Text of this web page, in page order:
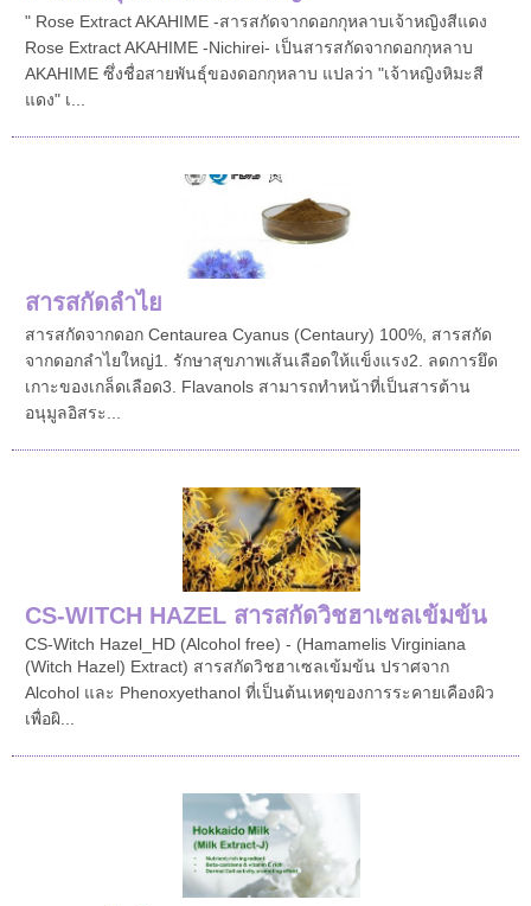
" Rose Extract AKAHIME -สารสกัดจากดอกกุหลาบเจ้าหญิงสีแดง
Rose Extract AKAHIME -Nichirei- เป็นสารสกัดจากดอกกุหลาบ
AKAHIME ซึ่งชื่อสายพันธุ์ของดอกกุหลาบ แปลว่า "เจ้าหญิงหิมะสี
แดง" เ...
สารสกัดลำไย
สารสกัดจากดอก Centaurea Cyanus (Centaury) 100%, สารสกัด
จากดอกลำไยใหญ่1. รักษาสุขภาพเส้นเลือดให้แข็งแรง2. ลดการยึด
เกาะของเกล็ดเลือด3. Flavanols สามารถทำหน้าที่เป็นสารต้าน
อนุมูลอิสระ...
CS-WITCH HAZEL สารสกัดวิชฮาเซลเข้มข้น
CS-Witch Hazel_HD (Alcohol free) - (Hamamelis Virginiana
(Witch Hazel) Extract) สารสกัดวิชฮาเซลเข้มข้น ปราศจาก
Alcohol และ Phenoxyethanol ที่เป็นต้นเหตุของการระคายเคืองผิว
เพื่อผิ...